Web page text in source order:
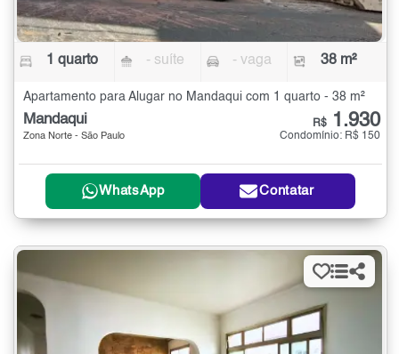
1 quarto - suíte - vaga 38 m²
Apartamento para Alugar no Mandaqui com 1 quarto - 38 m²
Mandaqui
Zona Norte - São Paulo
R$ 1.930
Condomínio: R$ 150
WhatsApp Contatar